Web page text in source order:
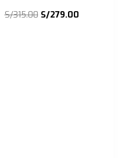
S/315.00 El
S/279.00El